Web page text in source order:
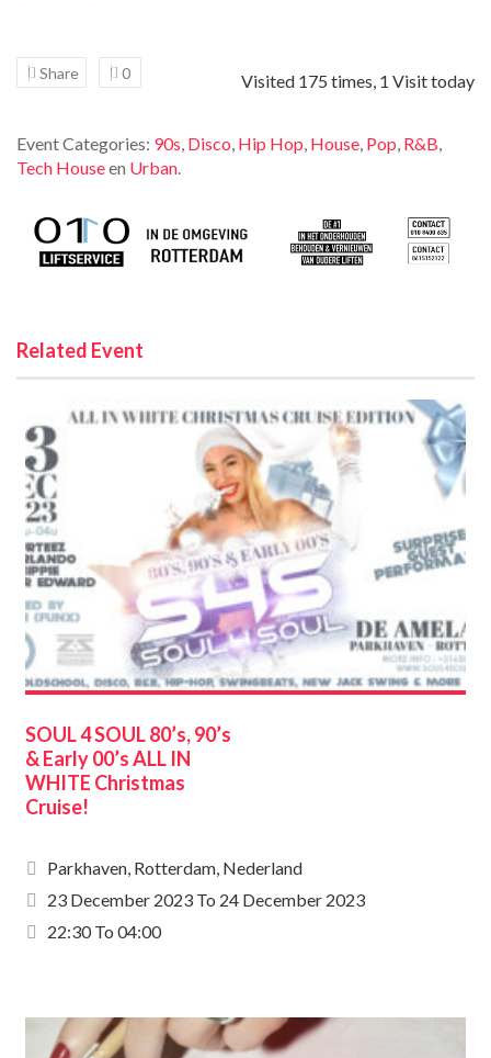
Share 0 Visited 175 times, 1 Visit today
Event Categories: 90s Disco Hip Hop House Pop R&B
Tech Houseen Urban
Related Event
SOUL 4 SOUL 80’s, 90’s
& Early 00’s ALL IN
WHITE Christmas
Cruise!
Parkhaven, Rotterdam, Nederland
23 December 2023 To 24 December 2023
22:30 To 04:00